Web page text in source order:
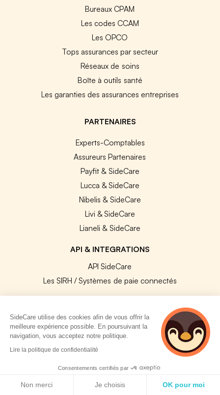
Bureaux CPAM
Les codes CCAM
Les OPCO
Tops assurances par secteur
Réseaux de soins
Boîte à outils santé
Les garanties des assurances entreprises
PARTENAIRES
Experts-Comptables
Assureurs Partenaires
Payfit & SideCare
Lucca & SideCare
Nibelis & SideCare
Livi & SideCare
Lianeli & SideCare
API & INTEGRATIONS
API SideCare
Les SIRH / Systèmes de paie connectés
Se connecter
Centre d'aide
Notre équipe
Témoignages
SideCare utilise des cookies afin de vous offrir la
meilleure expérience possible. En poursuivant la
navigation, vous acceptez notre politique.
Lire la politique de confidentialité
Consentements certifiés par
Non merci Je choisis OK pour moi